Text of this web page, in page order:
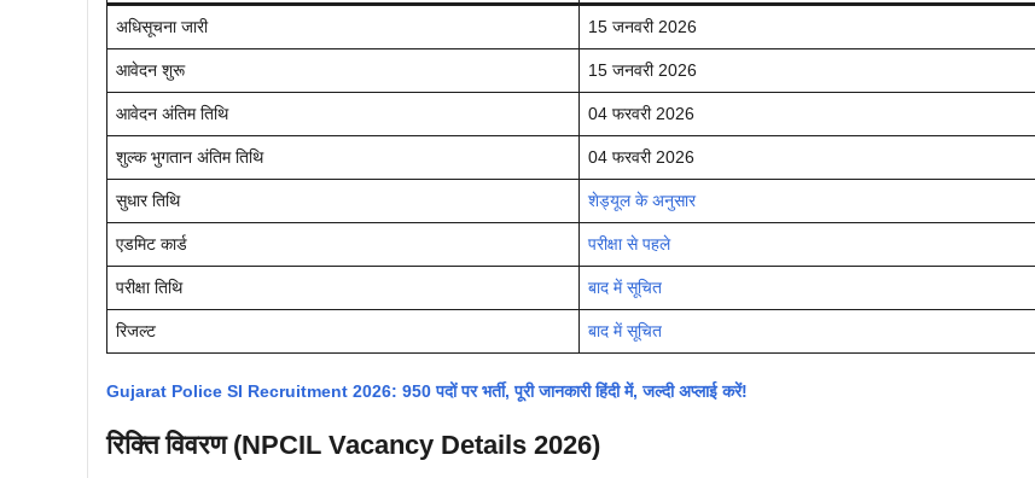
अधिसूचना जारी 15 जनवरी 2026
आवेदन शुरू 15 जनवरी 2026
आवेदन अंतिम तिथि 04 फरवरी 2026
शुल्क भुगतान अंतिम तिथि 04 फरवरी 2026
सुधार तिथि शेड्यूल के अनुसार
एडमिट कार्ड परीक्षा से पहले
परीक्षा तिथि बाद में सूचित
रिजल्ट बाद में सूचित
Gujarat Police SI Recruitment 2026: 950 पदों पर भर्ती, पूरी जानकारी हिंदी में, जल्दी अप्लाई करें!
रिक्ति विवरण (NPCIL Vacancy Details 2026)